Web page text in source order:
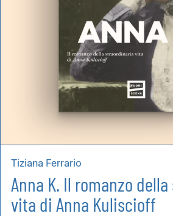
Tiziana Ferrario
Anna K. Il romanzo
vita di Anna Kuliscioff